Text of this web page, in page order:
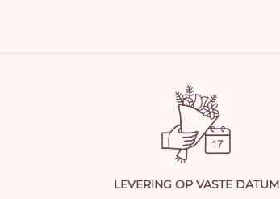
LEVERING OP VASTE DATUM